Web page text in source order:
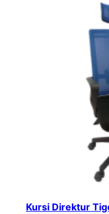
Kursi Direktur